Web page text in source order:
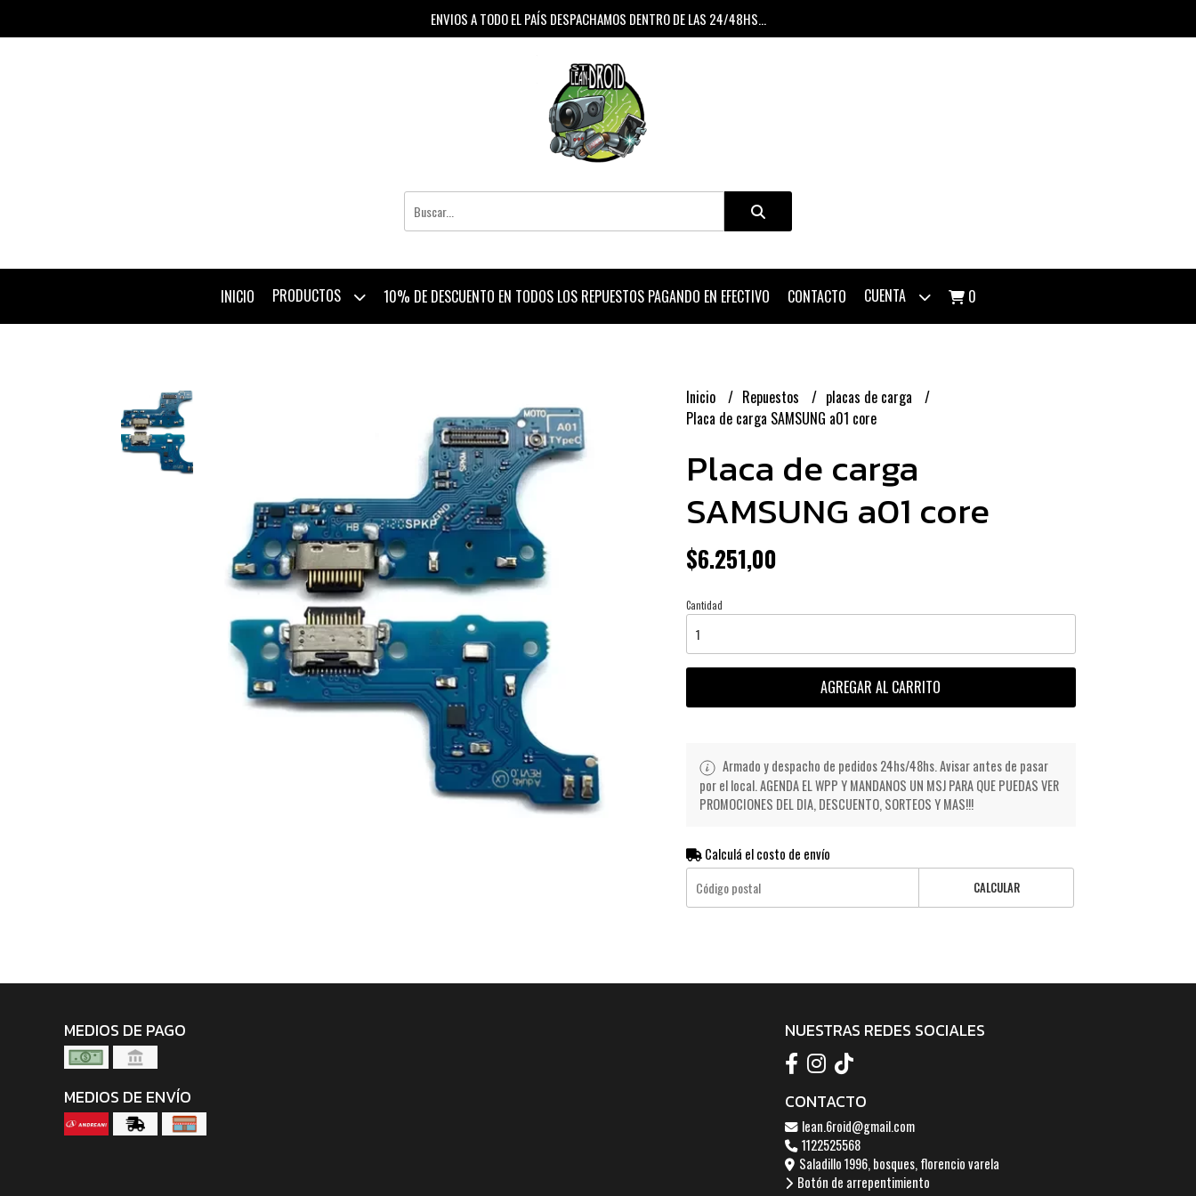
ENVIOS A TODO EL PAÍS DESPACHAMOS DENTRO DE LAS 24/48HS...
INICIO PRODUCTOS 10% DE DESCUENTO EN TODOS LOS REPUESTOS PAGANDO EN EFECTIVO CONTACTO CUENTA 0
Inicio Repuestos
placas de carga
Placa de carga SAMSUNG a01 core
Placa de carga
SAMSUNG a01 core
$6.251,00
Cantidad
AGREGAR AL CARRITO
Armado y despacho de pedidos 24hs/48hs. Avisar antes de pasar
por el local. AGENDA EL WPP Y MANDANOS UN MSJ PARA QUE PUEDAS VER
PROMOCIONES DEL DIA, DESCUENTO, SORTEOS Y MAS!!!
Calculá el costo de envío
CALCULAR
MEDIOS DE PAGO
MEDIOS DE ENVÍO
NUESTRAS REDES SOCIALES
CONTACTO
lean.6roid@gmail.com
1122525568
Saladillo 1996, bosques, florencio varela
Botón de arrepentimiento